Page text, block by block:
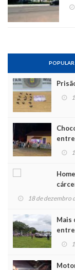
POPULAR
Noel
18 de dezembro
Mais